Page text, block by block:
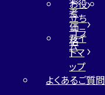
考
価
格
お役
立ち
コラ
ム
サイ
トマ
ップ
よくあるご質問